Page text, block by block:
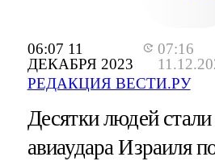
06:07 11
ДЕКАБРЯ 2023
07:16
РЕДАКЦИЯ ВЕСТИ.РУ
Десятки людей
авиаудара Израиля